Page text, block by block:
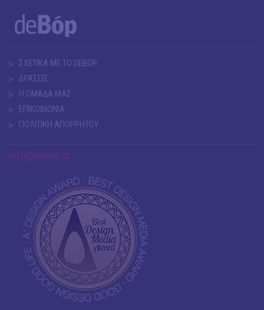
ΣΧΕΤΙΚΑ ΜΕ ΤΟ DEBOP
ΔΡΑΣΕΙΣ
Η ΟΜΑΔΑ ΜΑΣ
ΕΠΙΚΟΙΝΩΝΙΑ
ΠΟΛΙΤΙΚΗ ΑΠΟΡΡΗΤΟΥ
info@debop.gr